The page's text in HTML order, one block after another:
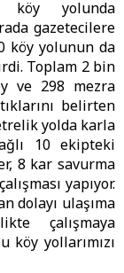
köy yolunda
gazetecilere
köy yolunun da
Toplam 2 bin
ve 298 mezra
belirten
yolda karla
10 ekipteki
8 kar savurma
yapıyor.
dolayı ulaşıma
çalışmaya
yollarımızı